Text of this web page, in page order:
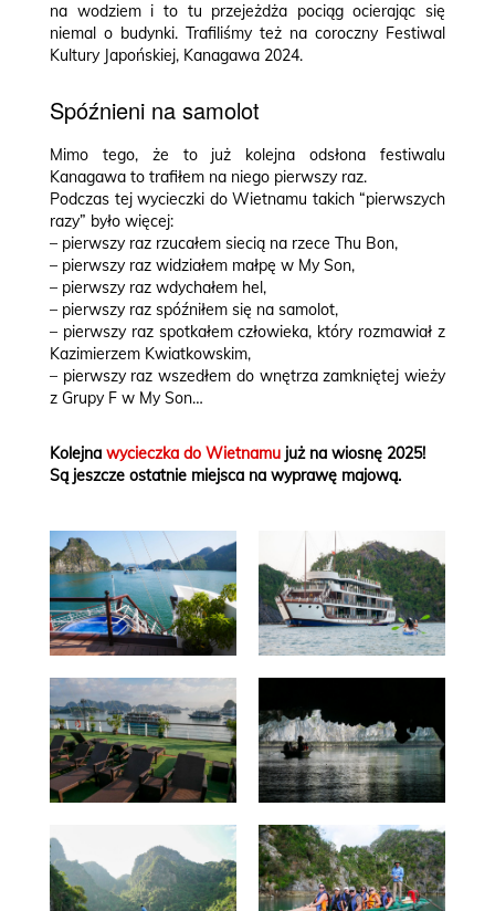
na wodziem i to tu przejeżdża pociąg ocierając się
niemal o budynki. Trafiliśmy też na coroczny Festiwal
Kultury Japońskiej, Kanagawa 2024.
Spóźnieni na samolot
Mimo tego, że to już kolejna odsłona festiwalu
Kanagawa to trafiłem na niego pierwszy raz.
Podczas tej wycieczki do Wietnamu takich “pierwszych
razy” było więcej:
– pierwszy raz rzucałem siecią na rzece Thu Bon,
– pierwszy raz widziałem małpę w My Son,
– pierwszy raz wdychałem hel,
– pierwszy raz spóźniłem się na samolot,
– pierwszy raz spotkałem człowieka, który rozmawiał z
Kazimierzem Kwiatkowskim,
– pierwszy raz wszedłem do wnętrza zamkniętej wieży
z Grupy F w My Son…
Kolejna wycieczka do Wietnamu już na wiosnę 2025!
Są jeszcze ostatnie miejsca na wyprawę majową.